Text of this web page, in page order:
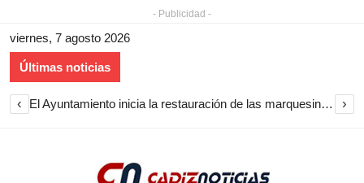
- Publicidad -
viernes, 7 agosto 2026
Últimas noticias
‹ El Ayuntamiento inicia la restauración de las marquesinas de Plaza Esteve para volver a instalarlas en el centro de Jerez ›